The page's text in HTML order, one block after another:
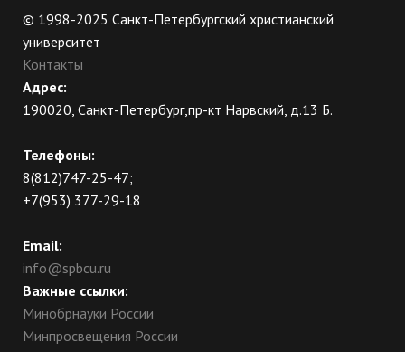
© 1998-2025 Санкт-Петербургский христианский
университет
Контакты
Адрес:
190020, Санкт-Петербург,пр-кт Нарвский, д.13 Б.
Телефоны:
8(812)747-25-47;
+7(953) 377-29-18
Email:
info@spbcu.ru
Важные ссылки:
Минобрнауки России
Минпросвещения России